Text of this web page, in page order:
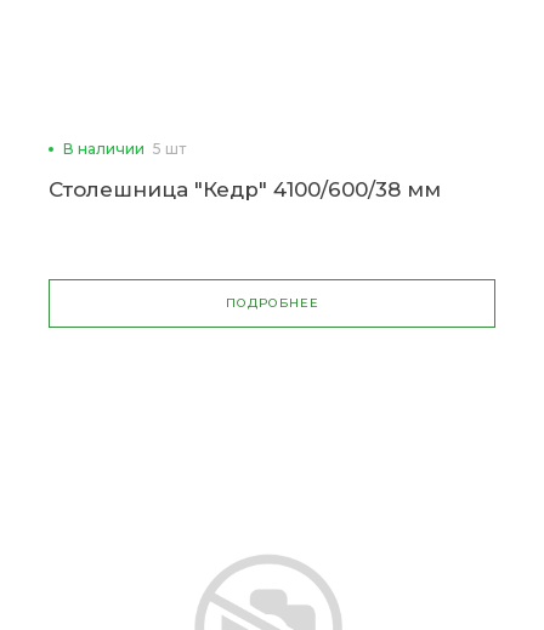
В наличии 5 шт
Столешница "Кедр" 4100/600/38 мм
ПОДРОБНЕЕ